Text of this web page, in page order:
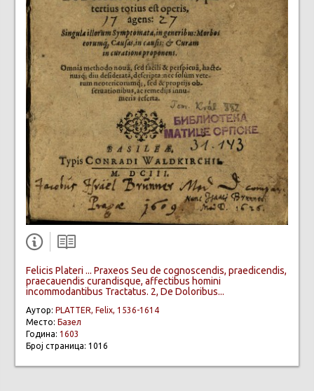
Felicis Plateri ... Praxeos Seu de cognoscendis, praedicendis,
praecauendis curandisque, affectibus homini
incommodantibus Tractatus. 2, De Doloribus...
Аутор: PLATTER, Felix, 1536-1614
Место: Базел
Година: 1603
Број страница: 1016